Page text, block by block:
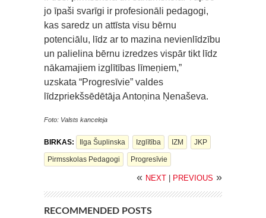
jo īpaši svarīgi ir profesionāli pedagogi,
kas saredz un attīsta visu bērnu
potenciālu, līdz ar to mazina nevienlīdzību
un palielina bērnu izredzes vispār tikt līdz
nākamajiem izglītības līmeņiem,”
uzskata “Progresīvie” valdes
līdzpriekšsēdētāja Antoņina Ņenaševa.
Foto: Valsts kanceleja
BIRKAS: Ilga Šuplinska Izglītība IZM JKP
Pirmsskolas Pedagogi Progresīvie
« NEXT PREVIOUS »
RECOMMENDED POSTS